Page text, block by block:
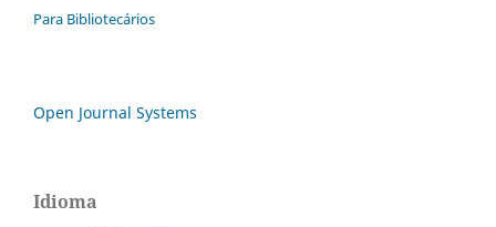
Para Bibliotecários
Open Journal Systems
Idioma